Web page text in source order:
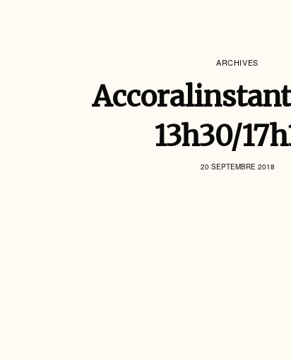
ARCHIVES
13h30/
20 SEPTEMBRE 2018